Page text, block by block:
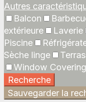
Autres
Balcon
extérieure
Laverie
Piscine
Sèche linge
Window
Recherche
Sauvegarder la